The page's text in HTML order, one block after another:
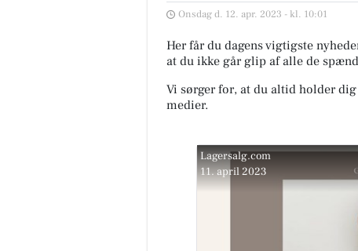
Onsdag d. 12. apr. 2023 - kl. 10:01
Her får du dagens vigtigste
at du ikke går glip af alle de
Vi sørger for, at du altid holder
medier.
Lagersalg.com
11. april 2023